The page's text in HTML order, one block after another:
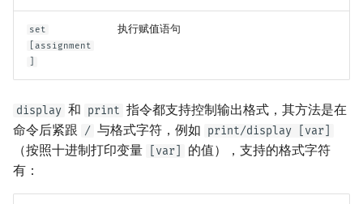
set
[assignment
执行赋值语句
display 和 print 指令都支持控制输出格式，其方法是在
命令后紧跟 / 与格式字符，例如 print/display [var]
（按照十进制打印变量 [var]
的值），支持的格式字符
有：